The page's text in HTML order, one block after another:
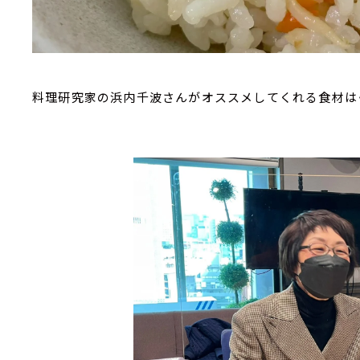
料理研究家の浜内千波さんがオススメしてくれる食材は・